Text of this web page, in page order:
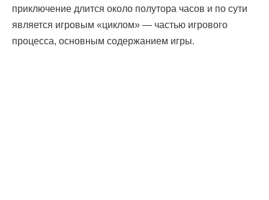
приключение длится около полутора часов и по сути
является игровым «циклом» — частью игрового
процесса, основным содержанием игры.